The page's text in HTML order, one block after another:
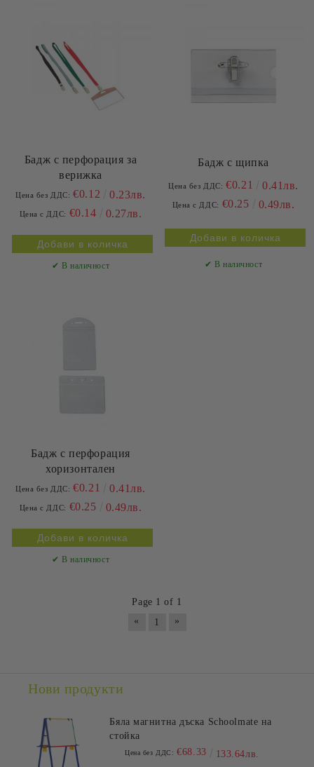
Бадж с перфорация за
верижка
Цена без ДДС: €0.12 0.23лв.
Цена с ДДС: €0.14 0.27лв.
✔ В наличност
Бадж с щипка
Цена без ДДС: €0.21 0.41лв.
Цена с ДДС: €0.25 0.49лв.
✔ В наличност
Бадж с перфорация
хоризонтален
Цена без ДДС: €0.21 0.41лв.
Цена с ДДС: €0.25 0.49лв.
✔ В наличност
Page 1 of 1
«
1 »
Нови продукти
Бяла магнитна дъска Schoolmate на
стойка
Цена без ДДС: €68.33
133.64лв.